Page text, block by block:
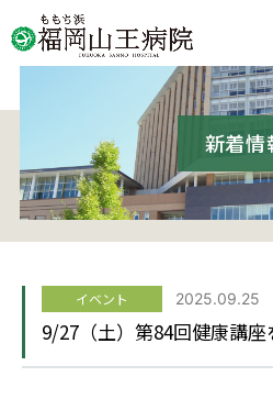
アクセス
HOME
ご来院の方へ
診療科・センター
新着情
イベント 2025.09.25
9/27（土）第84回健康講